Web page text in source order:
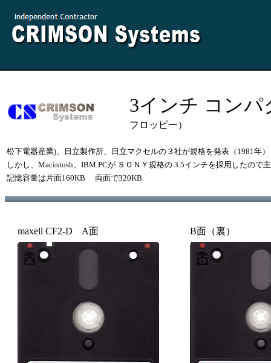
3インチ コン
フロッピー）
松下電器産業)、日立製作所、日立マクセルの３社が規格を発表（
しかし、Macintosh、IBM PCが ＳＯＮＹ規格の 3.5インチを採用したので
記憶容量は片面160KB 両面で320KB
maxell CF2-D A面 B面（裏）